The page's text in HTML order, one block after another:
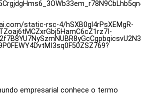
empresarial conhece o termo